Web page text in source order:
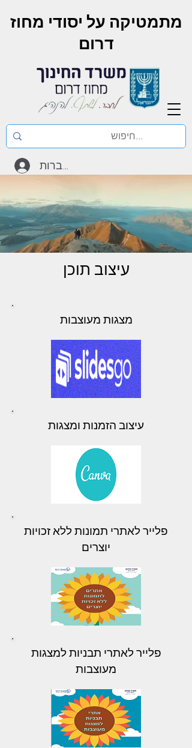
מתמטיקה על יסודי מחוז
דרום
להתחברות
עיצוב תוכן
מצגות מעוצבות
עיצוב הזמנות ומצגות
פלייר לאתרי תמונות ללא זכויות
יוצרים
פלייר לאתרי תבניות למצגות
מעוצבות